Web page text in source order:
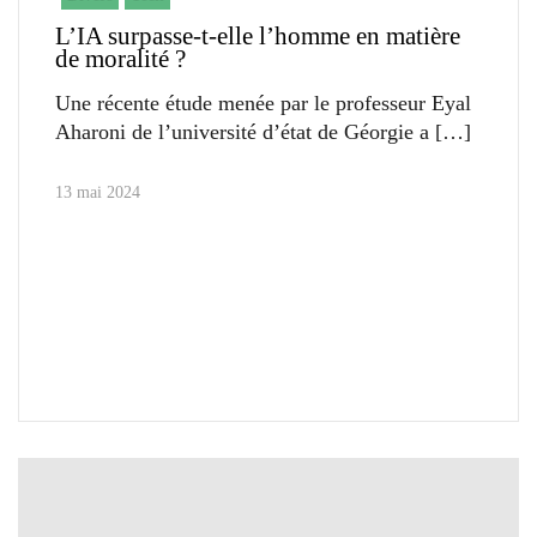
L’IA surpasse-t-elle l’homme en matière
de moralité ?
Une récente étude menée par le professeur Eyal
Aharoni de l’université d’état de Géorgie a
13 mai 2024